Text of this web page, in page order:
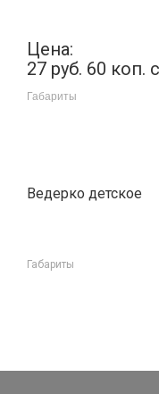
Цена:
27 руб. 60 коп.
Габариты
Ведерко детское
Габариты